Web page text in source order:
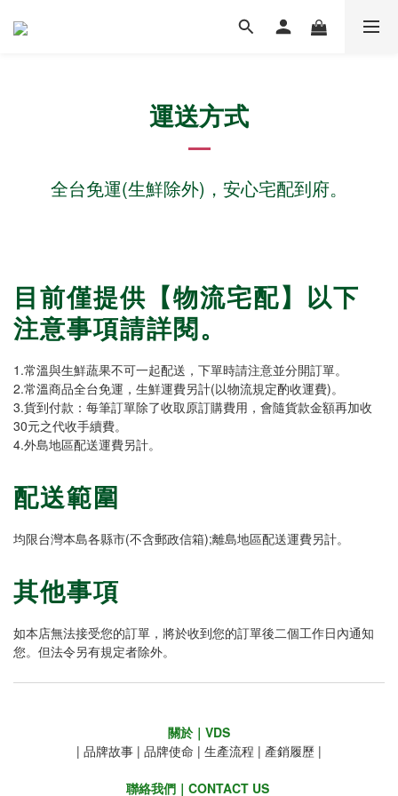
運送方式
全台免運(生鮮除外)，安心宅配到府。
目前僅提供【物流宅配】以下
注意事項請詳閱。
1.常溫與生鮮蔬果不可一起配送，下單時請注意並分開訂單。
2.常溫商品全台免運，生鮮運費另計(以物流規定酌收運費)。
3.貨到付款：每筆訂單除了收取原訂購費用，會隨貨款金額再加收
30元之代收手續費。
4.外島地區配送運費另計。
配送範圍
均限台灣本島各縣市(不含郵政信箱);離島地區配送運費另計。
其他事項
如本店無法接受您的訂單，將於收到您的訂單後二個工作日內通知
您。但法令另有規定者除外。
關於｜VDS
| 品牌故事 | 品牌使命 | 生產流程 | 產銷履歷 |
聯絡我們｜CONTACT US